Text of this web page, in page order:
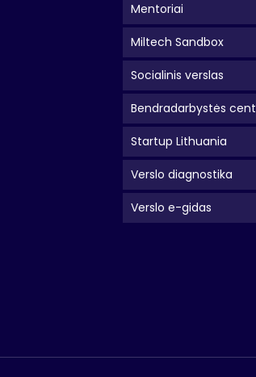
Mentoriai
Miltech Sandbox
Socialinis verslas
Bendradarbystės
Startup Lithuania
Verslo diagnostika
Verslo e-gidas